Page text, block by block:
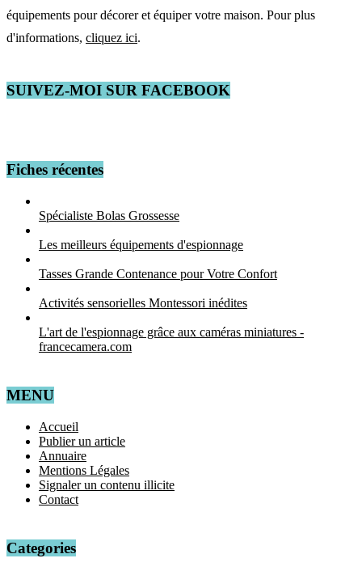
équipements pour décorer et équiper votre maison. Pour plus
d'informations, cliquez ici.
SUIVEZ-MOI SUR FACEBOOK
Fiches récentes
Spécialiste Bolas Grossesse
Les meilleurs équipements d'espionnage
Tasses Grande Contenance pour Votre Confort
Activités sensorielles Montessori inédites
L'art de l'espionnage grâce aux caméras miniatures -
francecamera.com
MENU
Accueil
Publier un article
Annuaire
Mentions Légales
Signaler un contenu illicite
Contact
Categories